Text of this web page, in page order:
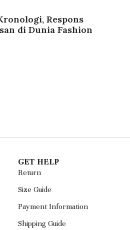
Respons
di Dunia Fashion
GET HELP
Return
Size Guide
Payment Information
Shipping Guide